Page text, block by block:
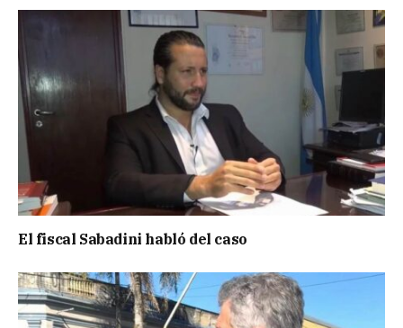
El fiscal Sabadini habló del caso